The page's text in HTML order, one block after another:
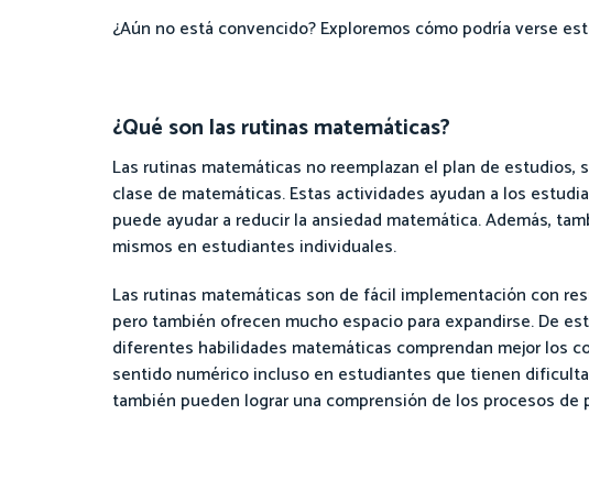
¿Aún no está convencido? Exploremos cómo podría verse
¿Qué son las rutinas matemáticas?
Las rutinas matemáticas no reemplazan el plan de
clase de matemáticas. Estas actividades ayudan a los
puede ayudar a reducir la ansiedad matemática. Además,
mismos en estudiantes individuales.
Las rutinas matemáticas son de fácil implementación con
pero también ofrecen mucho espacio para expandirse. De
diferentes habilidades matemáticas comprendan mejor los
sentido numérico incluso en estudiantes que tienen
también pueden lograr una comprensión de los procesos